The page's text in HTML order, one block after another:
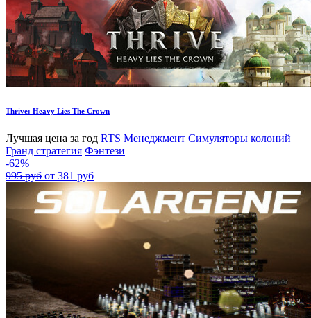
Thrive: Heavy Lies The Crown
Лучшая цена за год RTS Менеджмент Симуляторы колоний
Гранд стратегия Фэнтези
-62%
995 руб от 381 руб